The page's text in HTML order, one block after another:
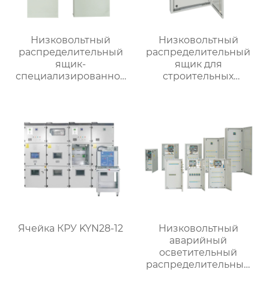
Низковольтный
распределительный
ящик-
специализированное
Низковольтный
распределительный
ящик для
строительных
Ячейка КРУ KYN28-12
Низковольтный
аварийный
осветительный
распределительный